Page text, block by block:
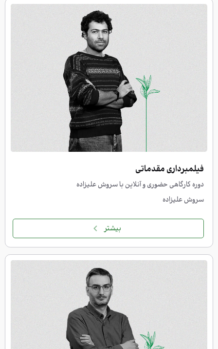
فیلمبرداری مقدماتی
دوره کارگاهی حضوری و آنلاین با سروش علیزاده
سروش علیزاده
بیشتر
جهت ورود نام کاربری و رمز عبور
خود را وارد نمایید.
نام کاربری
هنوز ثبت نام نکرده اید؟ ثبت نام